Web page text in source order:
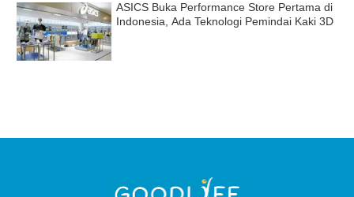
ASICS Buka Performance Store Pertama di
Indonesia, Ada Teknologi Pemindai Kaki 3D